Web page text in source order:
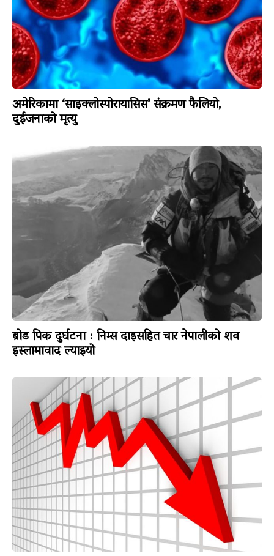
अमेरिकामा ‘साइक्लोस्पोरायासिस’ संक्रमण फैलियो,
दुईजनाको मृत्यु
ब्रोड पिक दुर्घटना : निम्स दाइसहित चार नेपालीको शव
इस्लामावाद ल्याइयो